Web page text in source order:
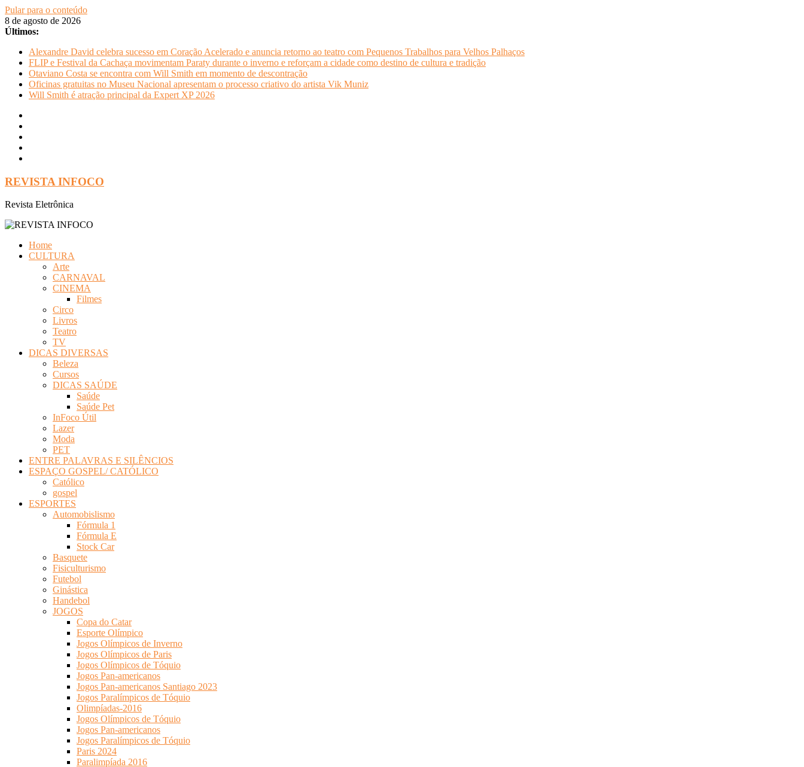
Pular para o conteúdo
8 de agosto de 2026
Últimos:
Alexandre David celebra sucesso em Coração Acelerado e anuncia retorno ao teatro com Pequenos Trabalhos para Velhos Palhaços
FLIP e Festival da Cachaça movimentam Paraty durante o inverno e reforçam a cidade como destino de cultura e tradição
Otaviano Costa se encontra com Will Smith em momento de descontração
Oficinas gratuitas no Museu Nacional apresentam o processo criativo do artista Vik Muniz
Will Smith é atração principal da Expert XP 2026
REVISTA INFOCO
Revista Eletrônica
Home
CULTURA
Arte
CARNAVAL
CINEMA
Filmes
Circo
Livros
Teatro
TV
DICAS DIVERSAS
Beleza
Cursos
DICAS SAÚDE
Saúde
Saúde Pet
InFoco Útil
Lazer
Moda
PET
ENTRE PALAVRAS E SILÊNCIOS
ESPAÇO GOSPEL/ CATÓLICO
Católico
gospel
ESPORTES
Automobislismo
Fórmula 1
Fórmula E
Stock Car
Basquete
Fisiculturismo
Futebol
Ginástica
Handebol
JOGOS
Copa do Catar
Esporte Olímpico
Jogos Olímpicos de Inverno
Jogos Olímpicos de Paris
Jogos Olímpicos de Tóquio
Jogos Pan-americanos
Jogos Pan-americanos Santiago 2023
Jogos Paralímpicos de Tóquio
Olimpíadas-2016
Jogos Olímpicos de Tóquio
Jogos Pan-americanos
Jogos Paralímpicos de Tóquio
Paris 2024
Paralimpíada 2016